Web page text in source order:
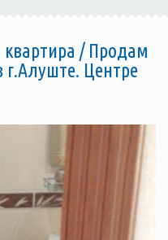
/ Продам
г.Алуште. Центре